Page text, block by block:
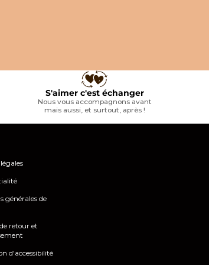
S'aimer c'est échanger
Nous vous accompagnons avant
mais aussi, et surtout, après !
générales de
retour et
d'accessibilité